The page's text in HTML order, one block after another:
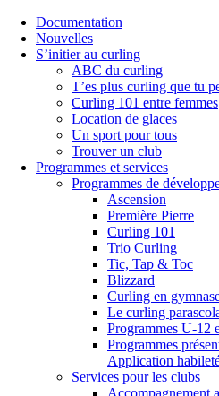
Documentation
Nouvelles
S’initier au curling
ABC du curling
T’es plus curling que tu
Curling 101 entre femmes
Location de glaces
Un sport pour tous
Trouver un club
Programmes et services
Programmes de
Ascension
Première Pierre
Curling 101
Trio Curling
Tic, Tap & Toc
Blizzard
Curling en
Le curling
Programmes U-12
Programmes
Application
Services pour les clubs
Accompagnement